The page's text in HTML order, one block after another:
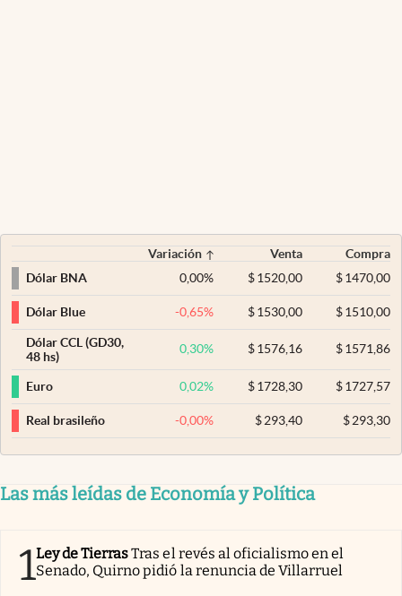
Variación Venta
Compra
Dólar BNA
0,00% $ 1520,00 $1470,00
Dólar Blue -0,65% $ 1530,00 $1510,00
Dólar CCL (GD30,
48 hs)
0,30% $ 1576,16 $1571,86
Euro 0,02% $ 1728,30 $1727,57
Real brasileño -0,00% $ 293,40 $293,30
Las más leídas de Economía y Política
1Ley de TierrasTras el revés al oficialismo en el
Senado, Quirno pidió la renuncia de Villarruel